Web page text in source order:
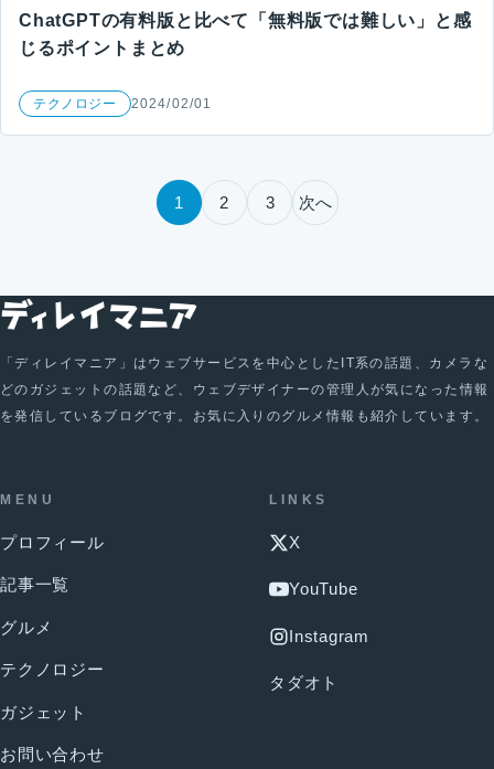
ChatGPTの有料版と比べて「無料版では難しい」と感
じるポイントまとめ
テクノロジー 2024/02/01
投稿のページ送り
1 2 3 次へ
「ディレイマニア」はウェブサービスを中心としたIT系の話題、カメラな
どのガジェットの話題など、ウェブデザイナーの管理人が気になった情報
を発信しているブログです。お気に入りのグルメ情報も紹介しています。
MENU
プロフィール
記事一覧
グルメ
テクノロジー
ガジェット
お問い合わせ
LINKS
X
YouTube
Instagram
タダオト